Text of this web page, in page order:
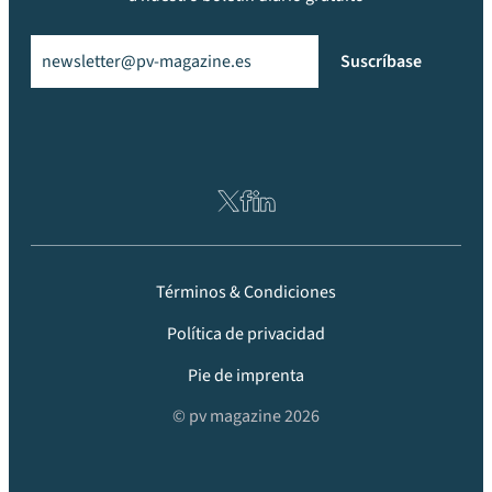
Suscríbase
Términos & Condiciones
Política de privacidad
Pie de imprenta
© pv magazine 2026